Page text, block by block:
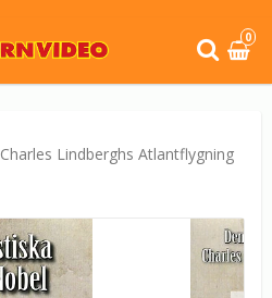
0
Charles Lindberghs Atlantflygning